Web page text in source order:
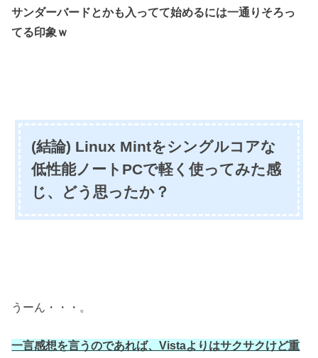
サンダーバードとかも入ってて始めるには一通りそろっ
てる印象ｗ
(結論) Linux Mintをシングルコアな
低性能ノートPCで軽く使ってみた感
じ、どう思ったか？
うーん・・・。
一言感想を言うのであれば、Vistaよりはサクサクけど重